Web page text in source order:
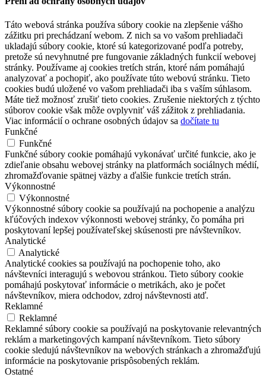
Táto webová stránka používa súbory cookie na zlepšenie vášho
zážitku pri prechádzaní webom. Z nich sa vo vašom prehliadači
ukladajú súbory cookie, ktoré sú kategorizované podľa potreby,
pretože sú nevyhnutné pre fungovanie základných funkcií webovej
stránky. Používame aj cookies tretích strán, ktoré nám pomáhajú
analyzovať a pochopiť, ako používate túto webovú stránku. Tieto
cookies budú uložené vo vašom prehliadači iba s vaším súhlasom.
Máte tiež možnosť zrušiť tieto cookies. Zrušenie niektorých z týchto
súborov cookie však môže ovplyvniť váš zážitok z prehliadania.
Viac informácií o ochrane osobných údajov sa dočítate tu
Funkčné
Funkčné
Funkčné súbory cookie pomáhajú vykonávať určité funkcie, ako je
zdieľanie obsahu webovej stránky na platformách sociálnych médií,
zhromažďovanie spätnej väzby a ďalšie funkcie tretích strán.
Výkonnostné
Výkonnostné
Výkonnostné súbory cookie sa používajú na pochopenie a analýzu
kľúčových indexov výkonnosti webovej stránky, čo pomáha pri
poskytovaní lepšej používateľskej skúsenosti pre návštevníkov.
Analytické
Analytické
Analytické cookies sa používajú na pochopenie toho, ako
návštevníci interagujú s webovou stránkou. Tieto súbory cookie
pomáhajú poskytovať informácie o metrikách, ako je počet
návštevníkov, miera odchodov, zdroj návštevnosti atď.
Reklamné
Reklamné
Reklamné súbory cookie sa používajú na poskytovanie relevantných
reklám a marketingových kampaní návštevníkom. Tieto súbory
cookie sledujú návštevníkov na webových stránkach a zhromažďujú
informácie na poskytovanie prispôsobených reklám.
Ostatné